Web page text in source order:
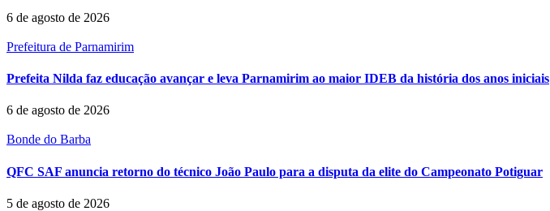
6 de agosto de 2026
Prefeitura de Parnamirim
Prefeita Nilda faz educação avançar e leva Parnamirim ao maior IDEB da história dos anos iniciais
6 de agosto de 2026
Bonde do Barba
QFC SAF anuncia retorno do técnico João Paulo para a disputa da elite do Campeonato Potiguar
5 de agosto de 2026